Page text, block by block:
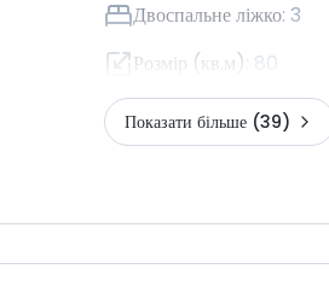
Двоспальне ліжко: 3
Розмір (кв.м) 80
Показати більше (39)